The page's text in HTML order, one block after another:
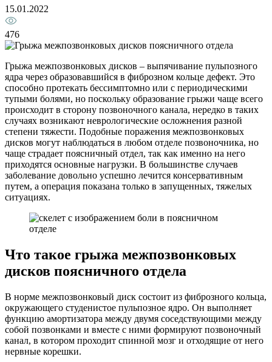
15.01.2022
476
Грыжа межпозвонковых дисков – выпячивание пульпозного
ядра через образовавшийся в фиброзном кольце дефект. Это
способно протекать бессимптомно или с периодическими
тупыми болями, но поскольку образование грыжи чаще всего
происходит в сторону позвоночного канала, нередко в таких
случаях возникают неврологические осложнения разной
степени тяжести. Подобные поражения межпозвонковых
дисков могут наблюдаться в любом отделе позвоночника, но
чаще страдает поясничный отдел, так как именно на него
приходятся основные нагрузки. В большинстве случаев
заболевание довольно успешно лечится консервативным
путем, а операция показана только в запущенных, тяжелых
ситуациях.
Что такое грыжа межпозвонковых
дисков поясничного отдела
В норме межпозвонковый диск состоит из фиброзного кольца,
окружающего студенистое пульпозное ядро. Он выполняет
функцию амортизатора между двумя соседствующими между
собой позвонками и вместе с ними формируют позвоночный
канал, в котором проходит спинной мозг и отходящие от него
нервные корешки.